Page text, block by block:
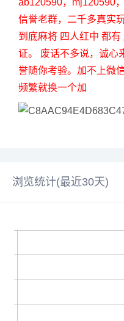
ab120590，mj120590
信誉老群，二千多真实
到底麻将 四人红中 都
证。 废话不多说，诚心
誉随你考验。加不上微
频繁就换一个加
浏览统计(最近30天)